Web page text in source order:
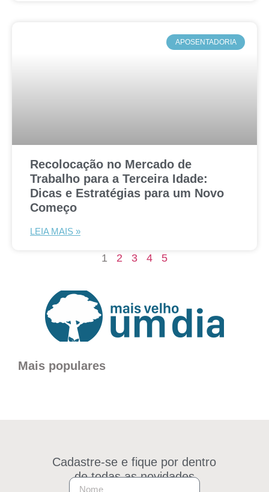
APOSENTADORIA
Recolocação no Mercado de
Trabalho para a Terceira Idade:
Dicas e Estratégias para um Novo
Começo
LEIA MAIS »
1 2 3 4 5
Mais populares
Cadastre-se e fique por dentro
de todas as novidades